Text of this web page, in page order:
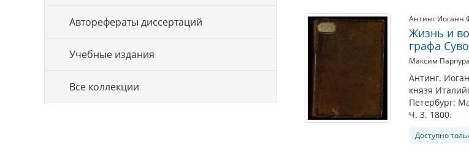
Авторефераты диссертаций
Учебные издания
Все коллекции
Антинг Иоганн
Жизнь и
графа
Максим Парпура
Антинг.
князя
Петербург:
Ч. 3. 1800.
Доступно